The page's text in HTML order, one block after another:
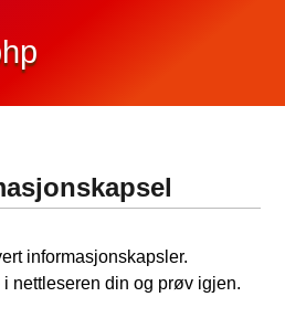
informasjonskapsler.
nettleseren din og prøv igjen.